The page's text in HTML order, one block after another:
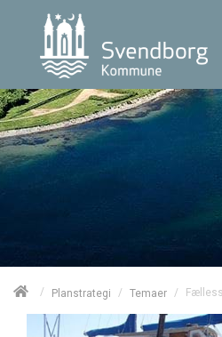
/ Planstrategi / Temaer /